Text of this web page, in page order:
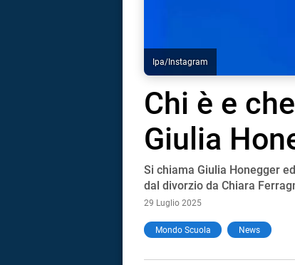
Ipa/Instagram
Chi è e
Giulia
Si chiama Giulia Honegger
dal divorzio da Chiara
29 Luglio 2025
Mondo Scuola News